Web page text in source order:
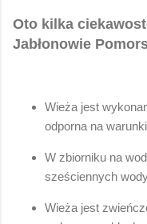
Oto kilka
Jabłonowie
Wieża jest
odporna na
W zbiorniku na
sześciennych
Wieża jest